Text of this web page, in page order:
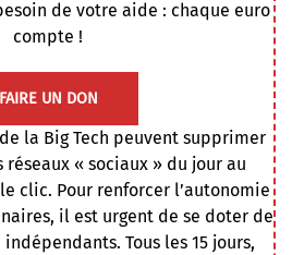
de votre aide : chaque euro
compte !
FAIRE UN DON
la Big Tech peuvent supprimer
« sociaux » du jour au
clic. Pour renforcer l’autonomie
il est urgent de se doter de
Tous les 15 jours,